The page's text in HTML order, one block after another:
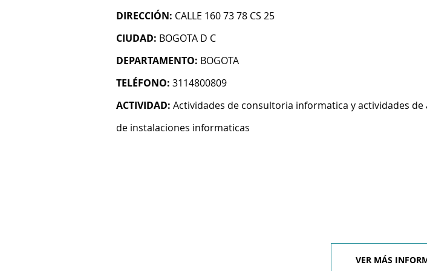
DIRECCIÓN: CALLE 160 73 78 CS 25
CIUDAD: BOGOTA D C
DEPARTAMENTO: BOGOTA
TELÉFONO: 3114800809
ACTIVIDAD: Actividades de consultoria informatica y actividades
de instalaciones informaticas
VER MÁS